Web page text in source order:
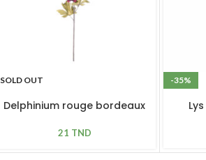
SOLD OUT
Delphinium rouge bordeaux
21 TND
-35%